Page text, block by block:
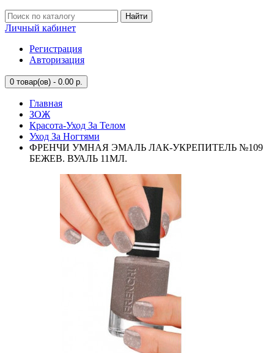
Найти
Личный кабинет
Регистрация
Авторизация
0 товар(ов) - 0.00 р.
Главная
ЗОЖ
Красота-Уход За Телом
Уход За Ногтями
ФРЕНЧИ УМНАЯ ЭМАЛЬ ЛАК-УКРЕПИТЕЛЬ №109
БЕЖЕВ. ВУАЛЬ 11МЛ.